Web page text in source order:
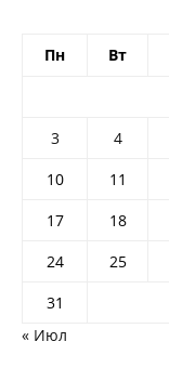
Пн Вт
3
4
10
11
17
18
24
25
31
« Июл